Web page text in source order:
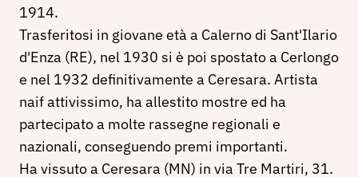
1914.
Trasferitosi in giovane età a Calerno di Sant'Ilario
d'Enza (RE), nel 1930 si è poi spostato a Cerlongo
e nel 1932 definitivamente a Ceresara. Artista
naif attivissimo, ha allestito mostre ed ha
partecipato a molte rassegne regionali e
nazionali, conseguendo premi importanti.
Ha vissuto a Ceresara (MN) in via Tre Martiri, 31.